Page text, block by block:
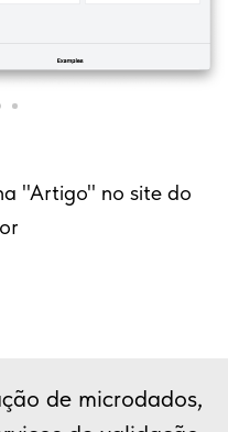
"Artigo" no site do
de microdados,